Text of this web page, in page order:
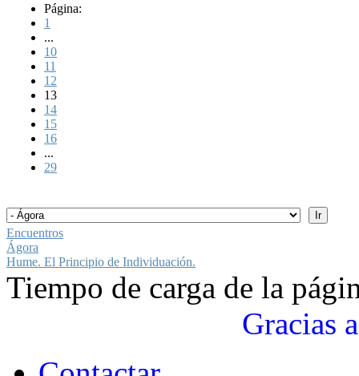
Página:
1
...
10
11
12
13
14
15
16
...
29
Encuentros
Ágora
Hume. El Principio de Individuación.
Tiempo de carga de la
Gracias a